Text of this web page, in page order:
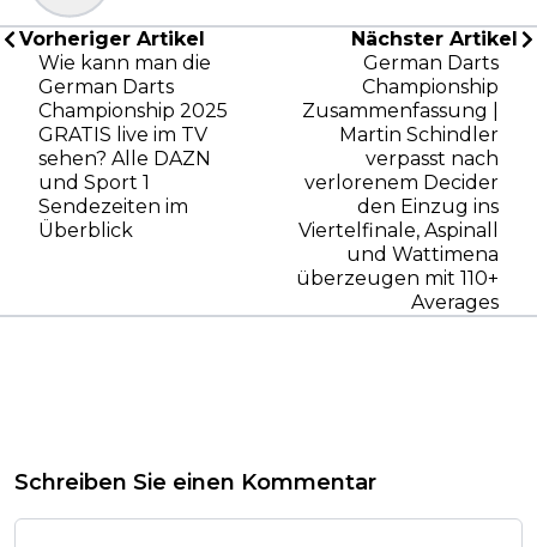
Vorheriger Artikel
Wie kann man die
German Darts
Championship 2025
GRATIS live im TV
sehen? Alle DAZN
und Sport 1
Sendezeiten im
Überblick
Nächster Artikel
German Darts
Championship
Zusammenfassung |
Martin Schindler
verpasst nach
verlorenem Decider
den Einzug ins
Viertelfinale, Aspinall
und Wattimena
überzeugen mit 110+
Averages
Schreiben Sie einen Kommentar